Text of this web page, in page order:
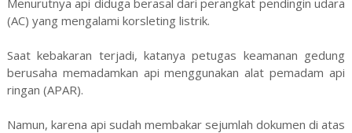
(AC) yang mengalami korsleting listrik.
Saat kebakaran terjadi, katanya petugas keamanan gedung
berusaha memadamkan api menggunakan alat pemadam api
ringan (APAR).
Namun, karena api sudah membakar sejumlah dokumen di atas